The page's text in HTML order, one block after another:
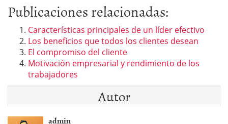
Publicaciones relacionadas:
Características principales de un líder efectivo
Los beneficios que todos los clientes desean
El compromiso del cliente
Motivación empresarial y rendimiento de los
trabajadores
Autor
admin